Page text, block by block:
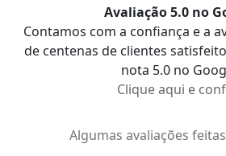
Avaliação 5.0 no
Contamos com a confiança e a
de centenas de clientes
nota 5.0 no
Clique aqui e
Algumas avaliações